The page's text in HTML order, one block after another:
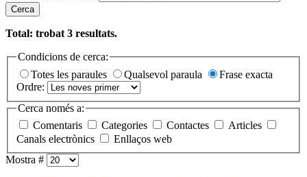
Cerca
Total: trobat 3 resultats.
Condicions de cerca:
Totes les paraules
Qualsevol paraula
Frase exacta
Ordre:
Cerca només a:
Comentaris
Categories Contactes
Articles
Canals electrònics
Enllaços web
Mostra #